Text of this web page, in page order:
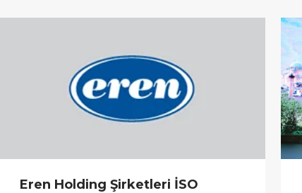
Eren Holding Şirketleri İSO